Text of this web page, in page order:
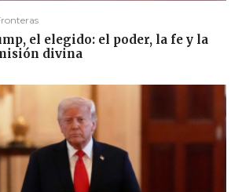
el elegido: el poder, la fe y la
divina